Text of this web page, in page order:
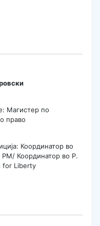
Магистер по
право
Координатор во
Координатор во Р.
for Liberty